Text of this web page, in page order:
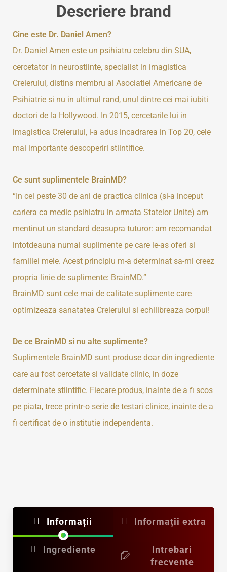
Descriere brand
Cine este Dr. Daniel Amen?
Dr. Daniel Amen este un psihiatru celebru din SUA,
cercetator in neurostiinte, specialist in imagistica
Creierului, distins membru al Asociatiei Americane de
Psihiatrie si nu in ultimul rand, unul dintre cei mai iubiti
doctori de la Hollywood. In 2015, cercetarile lui in
imagistica Creierului, i-a adus incadrarea in Top 20, cele
mai importante descoperiri stiintifice.
Ce sunt suplimentele BrainMD?
“In cei peste 30 de ani de practica clinica (si-a inceput
cariera ca medic psihiatru in armata Statelor Unite) am
mentinut un standard deasupra tuturor: am recomandat
intotdeauna numai suplimente pe care le-as oferi si
familiei mele. Acest principiu m-a determinat sa-mi creez
propria linie de suplimente: BrainMD.”
BrainMD sunt cele mai de calitate suplimente care
optimizeaza sanatatea Creierului si echilibreaza corpul!
De ce BrainMD si nu alte suplimente?
Suplimentele BrainMD sunt produse doar din ingrediente
care au fost cercetate si validate clinic, in doze
determinate stiintific. Fiecare produs, inainte de a fi scos
pe piata, trece printr-o serie de testari clinice, inainte de a
fi certificat de o institutie independenta.
Informații Informații extra
Ingrediente
Intrebari
frecvente